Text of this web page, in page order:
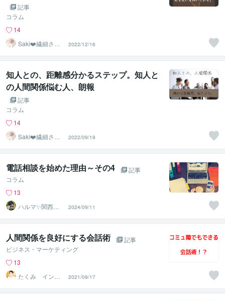
記事
コラム
14
Saki❤️繊細さん
のハッピーサポ
ーター
2022/12/16
知人との、距離感分かるステップ。知人と
の人間関係悩む人、朗報
記事
コラム
14
Saki❤️繊細さん
のハッピーサポ
ーター
2022/09/19
電話相談を始めた理由～その4
記事
コラム
13
ハルマ✨関西の
傾聴マスター
2024/09/11
人間関係を良好にする会話術
記事
ビジネス・マーケティング
13
たくみ インキ
ャだけどリア充
2021/09/17